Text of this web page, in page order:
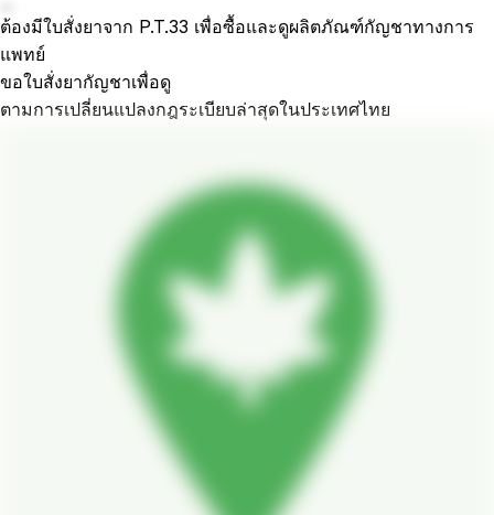
ต้องมีใบสั่งยาจาก P.T.33 เพื่อซื้อและดูผลิตภัณฑ์กัญชาทางการ
แพทย์
ขอใบสั่งยากัญชาเพื่อดู
ตามการเปลี่ยนแปลงกฎระเบียบล่าสุดในประเทศไทย